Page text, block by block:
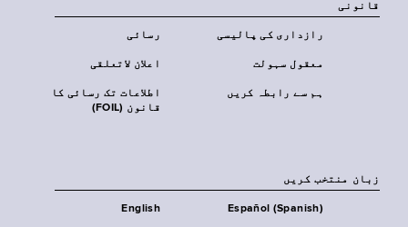
قانونی
رسائی رازداری کی پالیسی
اعلان لاتعلقی معقول سہولت
اطلاعات تک رسائی کا
قانون (FOIL)
ہم سے رابطہ کریں
زبان منتخب کریں
English Español (Spanish)